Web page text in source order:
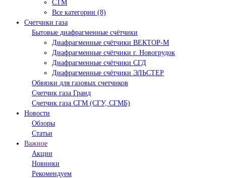
СТМ
Все категории (8)
Счетчики газа
Бытовые диафрагменные счётчики
Диафрагменные счётчики ВЕКТОР-М
Диафрагменные счётчики г. Новогрудок
Диафрагменные счётчики СГД
Диафрагменные счётчики ЭЛЬСТЕР
Обвязки для газовых счетчиков
Счетчик газа Гранд
Счетчик газа СГМ (СГУ, СГМБ)
Новости
Обзоры
Статьи
Важное
Акции
Новинки
Рекомендуем